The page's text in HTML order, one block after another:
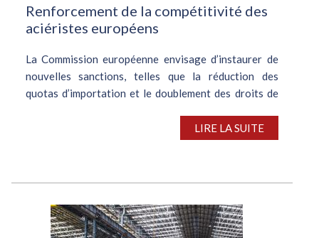
Renforcement de la compétitivité des
aciéristes européens
La Commission européenne envisage d’instaurer de
nouvelles sanctions, telles que la réduction des
quotas d’importation et le doublement des droits de
LIRE LA SUITE